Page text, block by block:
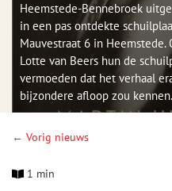
Heemstede-Bennebroek
in een pas ontdekte
Mauvestraat 6 in
Lotte van Beers hun de
vermoeden dat het verhaal
bijzondere afloop zou kennen.
← Vorig nieuws
1 min